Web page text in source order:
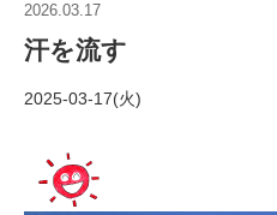
2026.03.17
汗を流す
2025-03-17(火)